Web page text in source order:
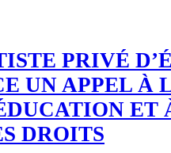
PRIVÉ
UN APPEL À
ET
DROITS